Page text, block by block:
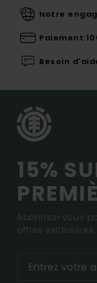
Notre
Paiement
Besoin
15%
Abonnez-vous
offres exclusives.